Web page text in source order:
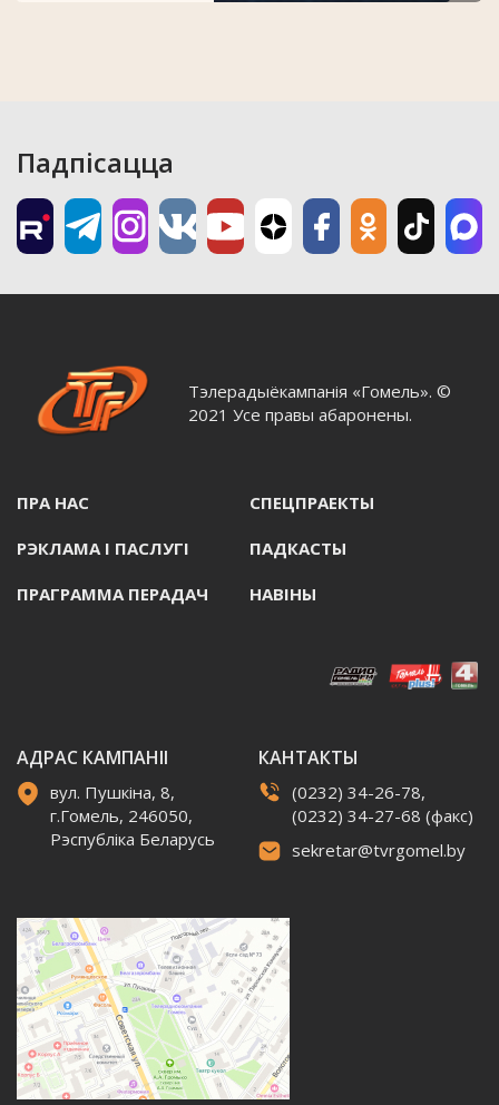
Падпісацца
Тэлерадыёкампанія «Гомель». ©
2021 Усе правы абаронены.
ПРА НАС СПЕЦПРАЕКТЫ
РЭКЛАМА I ПАСЛУГI ПАДКАСТЫ
ПРАГРАММА ПЕРАДАЧ НАВIНЫ
АДРАС КАМПАНІІ
вул. Пушкіна, 8,
г.Гомель, 246050,
Рэспубліка Беларусь
КАНТАКТЫ
(0232) 34-26-78,
(0232) 34-27-68 (факс)
sekretar@tvrgomel.by